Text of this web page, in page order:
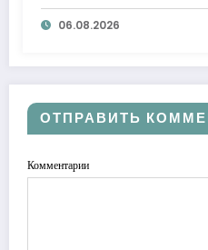
добавленного сахара
06.08.2026
ОТПРАВИТЬ
Комментарии